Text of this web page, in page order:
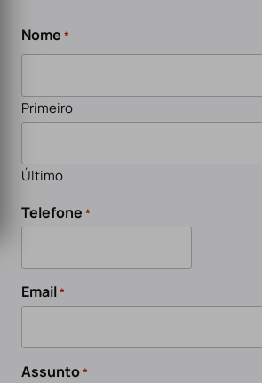
Nome *
Primeiro
Último
Telefone *
Email*
Assunto*